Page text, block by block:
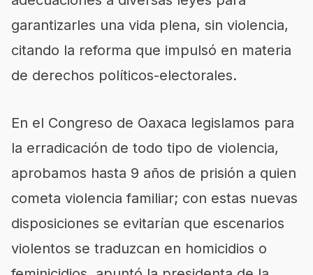
garantizarles una vida plena, sin violencia,
citando la reforma que impulsó en materia
de derechos políticos-electorales.
En el Congreso de Oaxaca legislamos para
la erradicación de todo tipo de violencia,
aprobamos hasta 9 años de prisión a quien
cometa violencia familiar; con estas nuevas
disposiciones se evitarían que escenarios
violentos se traduzcan en homicidios o